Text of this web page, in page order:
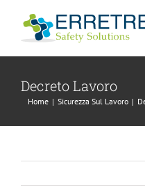
contenuto
Decreto Lavoro
Home | Sicurezza Sul Lavoro |